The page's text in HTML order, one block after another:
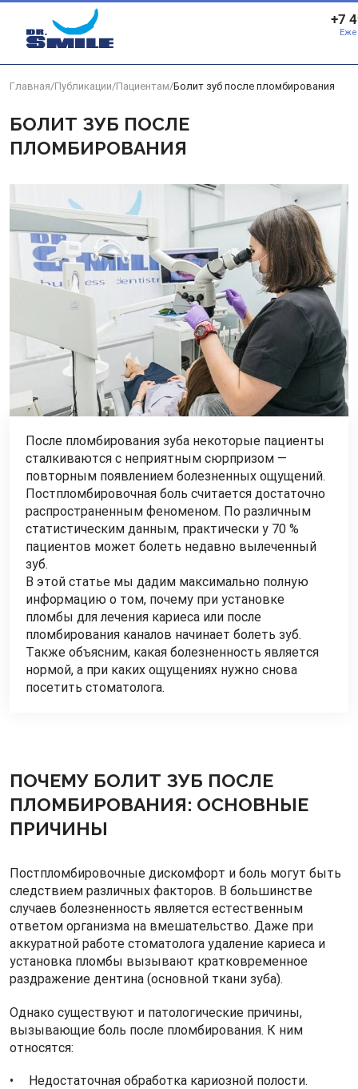
Перейти к основному контенту
+7
Главная/Публикации/Пациентам/Болит зуб после пломбирования
БОЛИТ ЗУБ ПОСЛЕ
ПЛОМБИРОВАНИЯ
После пломбирования зуба некоторые пациенты
сталкиваются с неприятным сюрпризом —
повторным появлением болезненных ощущений.
Постпломбировочная боль считается достаточно
распространенным феноменом. По различным
статистическим данным, практически у 70 %
пациентов может болеть недавно вылеченный
зуб.
В этой статье мы дадим максимально полную
информацию о том, почему при установке
пломбы для лечения кариеса или после
пломбирования каналов начинает болеть зуб.
Также объясним, какая болезненность является
нормой, а при каких ощущениях нужно снова
посетить стоматолога.
ПОЧЕМУ БОЛИТ ЗУБ ПОСЛЕ
ПЛОМБИРОВАНИЯ: ОСНОВНЫЕ
ПРИЧИНЫ
Постпломбировочные дискомфорт и боль могут быть
следствием различных факторов. В большинстве
случаев болезненность является естественным
ответом организма на вмешательство. Даже при
аккуратной работе стоматолога удаление кариеса и
установка пломбы вызывают кратковременное
раздражение дентина (основной ткани зуба).
Однако существуют и патологические причины,
вызывающие боль после пломбирования. К ним
относятся:
Недостаточная обработка кариозной полости.